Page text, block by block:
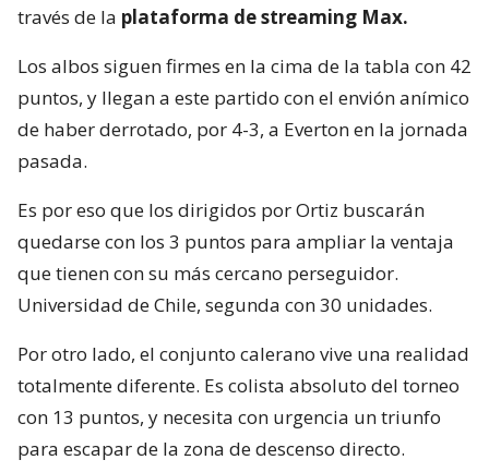
través de la plataforma de streaming Max.
Los albos siguen firmes en la cima de la tabla con 42
puntos, y llegan a este partido con el envión anímico
de haber derrotado, por 4-3, a Everton en la jornada
pasada.
Es por eso que los dirigidos por Ortiz buscarán
quedarse con los 3 puntos para ampliar la ventaja
que tienen con su más cercano perseguidor.
Universidad de Chile, segunda con 30 unidades.
Por otro lado, el conjunto calerano vive una realidad
totalmente diferente. Es colista absoluto del torneo
con 13 puntos, y necesita con urgencia un triunfo
para escapar de la zona de descenso directo.